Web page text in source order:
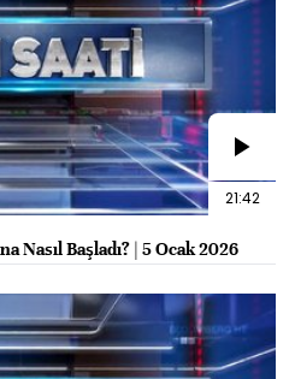
21:42
Nasıl Başladı? | 5 Ocak 2026